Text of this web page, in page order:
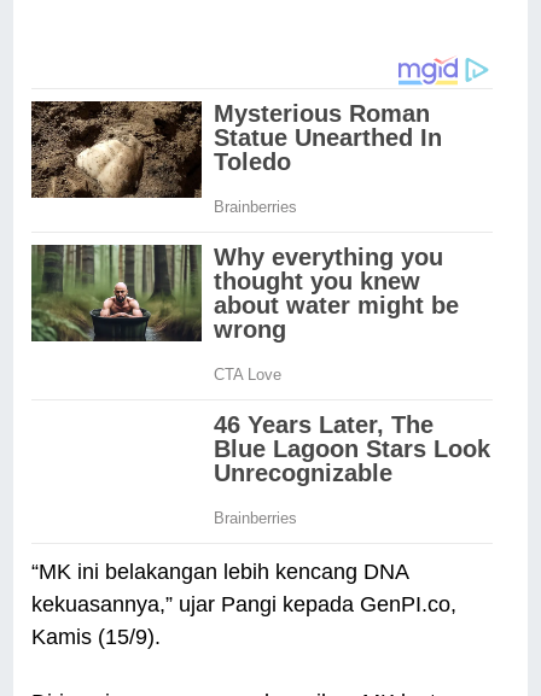
“MK ini belakangan lebih kencang DNA
kekuasannya,” ujar Pangi kepada GenPI.co,
Kamis (15/9).